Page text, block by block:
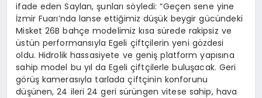
ifade eden Saylan, şunları söyledi: “Geçen sene yine
İzmir Fuarı’nda lanse ettiğimiz düşük beygir gücündeki
Misket 26B bahçe modelimiz kısa sürede rakipsiz ve
üstün performansıyla Egeli çiftçilerin yeni gözdesi
oldu. Hidrolik hassasiyete ve geniş platform yapısına
sahip model bu yıl da Egeli çiftçilerle buluşacak. Geri
görüş kamerasıyla tarlada çiftçinin konforunu
düşünen, 24 ileri 24 geri sürüngen vitese sahip, hava